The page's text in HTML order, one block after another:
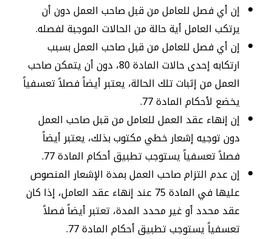
إن أي فصل للعامل من قبل صاحب العمل دون أن
يرتكب العامل أية حالة من الحالات الموجبة لفصله.
إن أي فصل للعامل من قبل صاحب العمل بسبب
ارتكابه إحدى حالات المادة 80، دون أن يتمكن صاحب
العمل من إثبات تلك الحالة، يعتبر أيضاً فصلاً تعسفياً
يخضع لأحكام المادة 77.
إن إنهاء عقد العمل للعامل من قبل صاحب العمل
دون توجيه إشعار خطي مكتوب بذلك، يعتبر أيضاً
فصلاً تعسفياً يستوجب تطبيق أحكام المادة 77.
إن عدم التزام صاحب العمل بمدة الإشعار المنصوص
عليها في المادة 75 عند إنهاء عقد العامل، إذا كان
عقد محدد أو غير محدد المدة، تعتبر أيضاً فصلاً
تعسفياً يستوجب تطبيق أحكام المادة 77.